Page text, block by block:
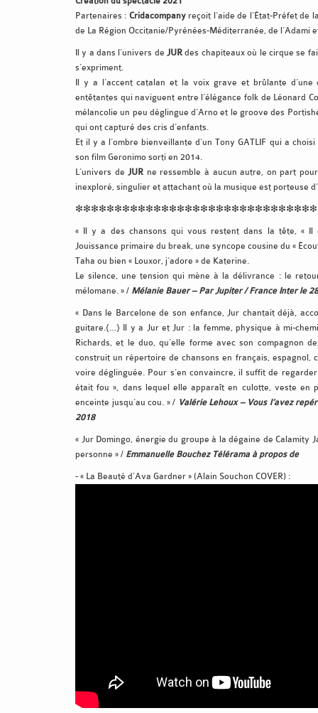
Partenaires : Cridacompany reçoit l’aide de l’État-Préfet de
de La Région Occitanie/Pyrénées-Méditerranée, de l’Adami
Il y a dans l’univers deJUR des chapiteaux où le cirque se
s’expriment.
Il y a l’accent catalan et la voix grave et brûlante d’une
entêtantes qui naviguent entre l’élégance folk de Léonard
mélancolie un peu déglingue d’Arno et le groove des
qui ont capturé des cris d’enfants.
Et il y a l’ombre bienveillante d’un Tony GATLIF qui a
son film Geronimo sorti en 2014.
L’univers deJUR ne ressemble à aucun autre, on part
inexploré, singulier et attachant où la musique est porteuse
« Il y a des chansons qui vous restent dans la tête, « Il
Jouissance primaire du break, une syncope cousine du «
Taha ou bien « Louxor, j’adore » de Katerine.
Le silence, une tension qui mène à la délivrance : le
mélomane. » / Mélanie Bauer – Par Jupiter / France Inter le
« Dans le Barcelone de son enfance, Jur chantait déjà,
guitare.{…} Il y a Jur et Jur : la femme, physique à mi-
Richards, et le duo, qu’elle forme avec son compagnon
construit un répertoire de chansons en français, espagnol,
voire déglinguée. Pour s’en convaincre, il suffit de
était fou », dans lequel elle apparaît en culotte, veste en
enceinte jusqu’au cou. » / Valérie Lehoux – Vous l’avez
2018
« Jur Domingo, énergie du groupe à la dégaine de Calamity
personne » / Emmanuelle Bouchez Télérama à propos de
- « La Beauté d’Ava Gardner » (Alain Souchon COVER) :